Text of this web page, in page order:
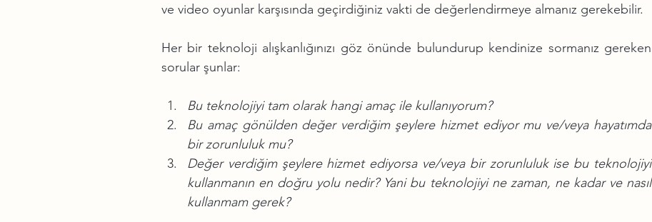
ve video oyunlar karşısında geçirdiğiniz vakti de değerlendirmeye almanız gerekebilir.
Her bir teknoloji alışkanlığınızı göz önünde bulundurup kendinize sormanız gereken
sorular şunlar:
Bu teknolojiyi tam olarak hangi amaç ile kullanıyorum?
Bu amaç gönülden değer verdiğim şeylere hizmet ediyor mu ve/veya hayatımda
bir zorunluluk mu?
Değer verdiğim şeylere hizmet ediyorsa ve/veya bir zorunluluk ise bu teknolojiyi
kullanmanın en doğru yolu nedir? Yani bu teknolojiyi ne zaman, ne kadar ve nasıl
kullanmam gerek?